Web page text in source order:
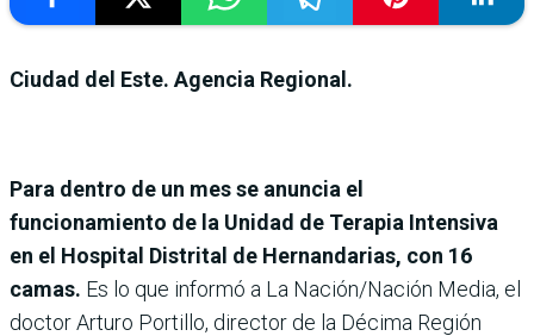
Ciudad del Este. Agencia Regional.
Para dentro de un mes se anuncia el
funcionamiento de la Unidad de Terapia Intensiva
en el Hospital Distrital de Hernandarias, con 16
camas. Es lo que informó a La Nación/Nación Media, el
doctor Arturo Portillo, director de la Décima Región